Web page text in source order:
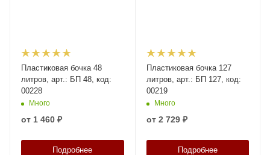
Пластиковая бочка 48
литров, арт.: БП 48, код:
00228
Много
от 1 460 ₽
Подробнее
Пластиковая бочка 127
литров, арт.: БП 127, код:
00219
Много
от 2 729 ₽
Подробнее